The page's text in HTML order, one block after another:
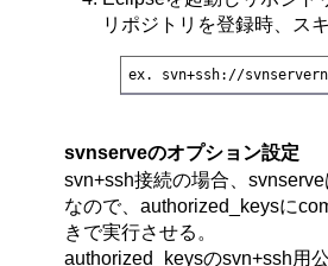
リポジトリを登録時、ス
ex. svn+ssh://
svnserveのオプション設定
svn+ssh接続の場合、
なので、authorized_keysに
きで実行させる。
authorized_keysのsvn+ssh用